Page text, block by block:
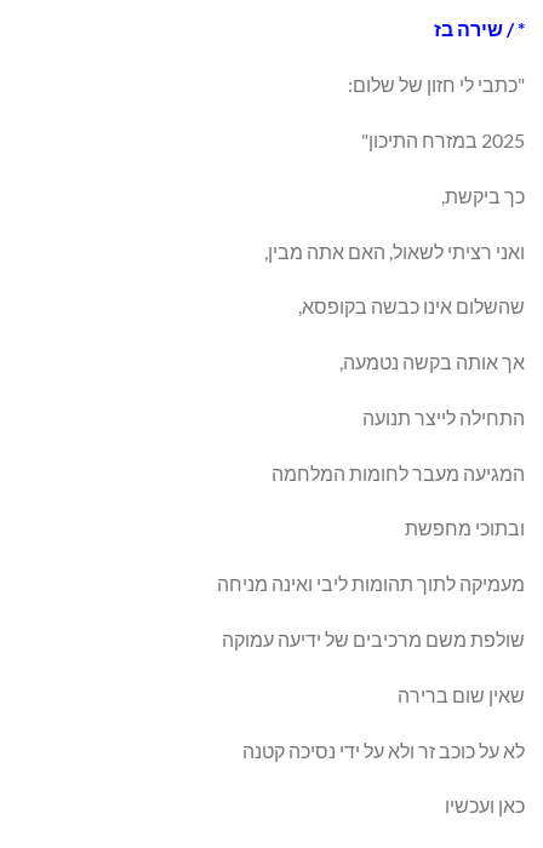
* / שירה בז
"כתבי לי חזון של שלום:
2025 במזרח התיכון"
כך ביקשת,
ואני רציתי לשאול, האם אתה מבין,
שהשלום אינו כבשה בקופסא,
אך אותה בקשה נטמעה,
התחילה לייצר תנועה
המגיעה מעבר לחומות המלחמה
ובתוכי מחפשת
מעמיקה לתוך תהומות ליבי ואינה מניחה
שולפת משם מרכיבים של ידיעה עמוקה
שאין שום ברירה
לא על כוכב זר ולא על ידי נסיכה קטנה
כאן ועכשיו